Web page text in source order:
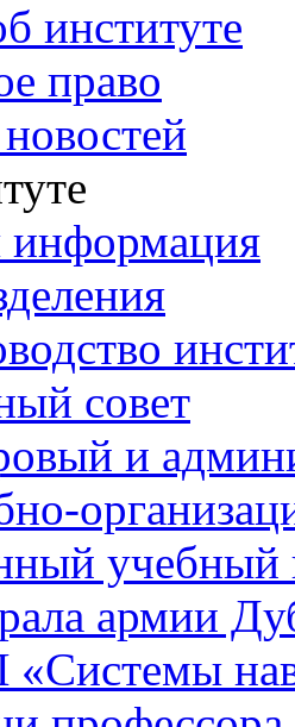
институте
право
совет
и
учебный
армии